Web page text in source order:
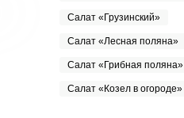
Салат «Грузинский»
Салат «Лесная поляна»
Салат «Грибная поляна»
Салат «Козел в огороде»